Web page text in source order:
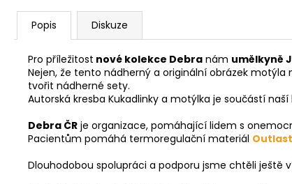
Popis Diskuze
Pro příležitost nové kolekce Debra nám umělkyně
Nejen, že tento nádherný a originální obrázek
tvořit nádherné sety.
Autorská kresba Kukadlinky a motýlka je součástí naší
Debra ČR je organizace, pomáhající lidem s
Pacientům pomáhá termoregulační materiál
Dlouhodobou spolupráci a podporu jsme chtěli ještě